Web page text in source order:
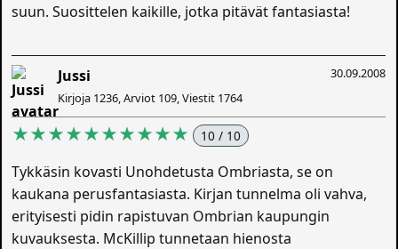
suun. Suosittelen kaikille, jotka pitävät fantasiasta!
30.09.2008
Jussi
Kirjoja 1236, Arviot 109, Viestit 1764
★★★★★★★★★★ 10 / 10
Tykkäsin kovasti Unohdetusta Ombriasta, se on
kaukana perusfantasiasta. Kirjan tunnelma oli vahva,
erityisesti pidin rapistuvan Ombrian kaupungin
kuvauksesta. McKillip tunnetaan hienosta